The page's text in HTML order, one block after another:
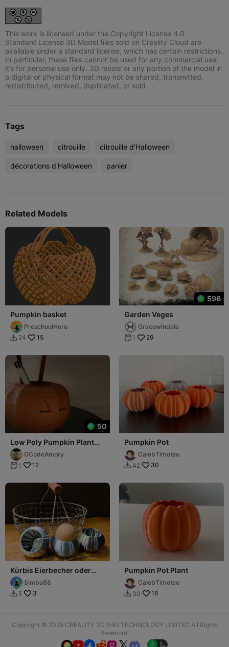
This work is licensed under the Copyright License 4.0.
Standard License 3D Model files sold on Creality Cloud are
available under a standard license, which has certain restrictions.
In particular, these files cannot be used for any commercial use;
it’s for personal use only. 3D model or any portion of the model in
a digital or physical format may not be shared, transmitted,
redistributed, remixed, duplicated, or sold.
Tags
halloween citrouille citrouille d'Halloween
décorations d'Halloween panier
Related Models
Pumpkin basket
PreschoolHero
 24 15
596
Garden Veges
Gracewindale
 1 29
50
Low Poly Pumpkin Plant
Pot / Desk Organiser / etc.
GCodeAmory
 1 12
Pumpkin Pot
CalebTimoteo
 42 30
Kürbis Eierbecher oder
Pflanztopf Halloween
Simba88
 5 3
Pumpkin Pot Plant
CalebTimoteo
 30 16
Copyright © 2025 CREALITY 3D (HK) TECHNOLOGY LIMITED All Rights
Reserved.
   